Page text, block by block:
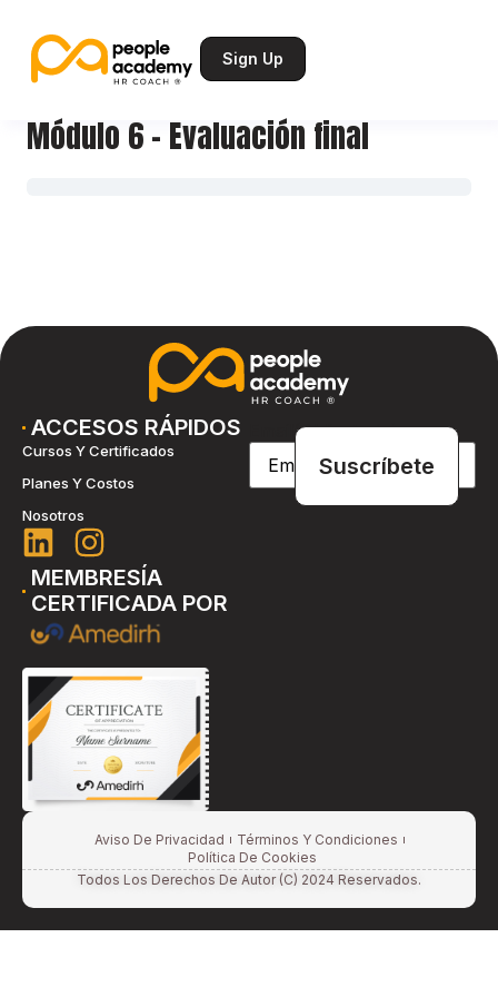
Sign Up
Módulo 6 – Evaluación final
MEMBRESÍA
CERTIFICADA POR
ACCESOS RÁPIDOS
Cursos Y Certificados
Planes Y Costos
Nosotros
(Obligatorio)
Aviso De Privacidad
Términos Y Condiciones
Política De Cookies
Todos Los Derechos De Autor (c) 2024 Reservados.